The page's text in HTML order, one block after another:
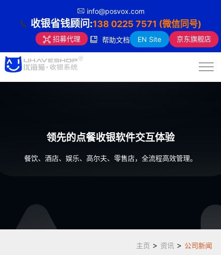
info@posvox.com
收银省钱顾问:138 0225 7571 (微信同号)
招募代理 帮助文档 EN Site 京东旗舰店
领先的点餐收银软件交互体验
餐饮、酒店、娱乐、高尔夫、零售店，全流程高效管理。
主页 > 资讯 > 公司新闻